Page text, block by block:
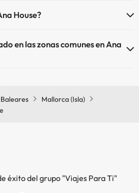
House?
en las zonas comunes en Ana
Baleares
Mallorca (Isla)
éxito del grupo "Viajes Para Ti"